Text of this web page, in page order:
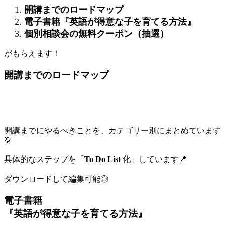
開講までのロードマップ
電子書籍『英語が得意な子を育てる方法』
個別相談会の無料クーポン（抽選）
がもらえます！
開講までのロードマップ
開講までにやるべきことを、カテゴリー別にまとめています
💡
具体的なステップを「 To Do List 化」しています📍
ダウンロードして編集可能◎
電子書籍
『英語が得意な子を育てる方法』